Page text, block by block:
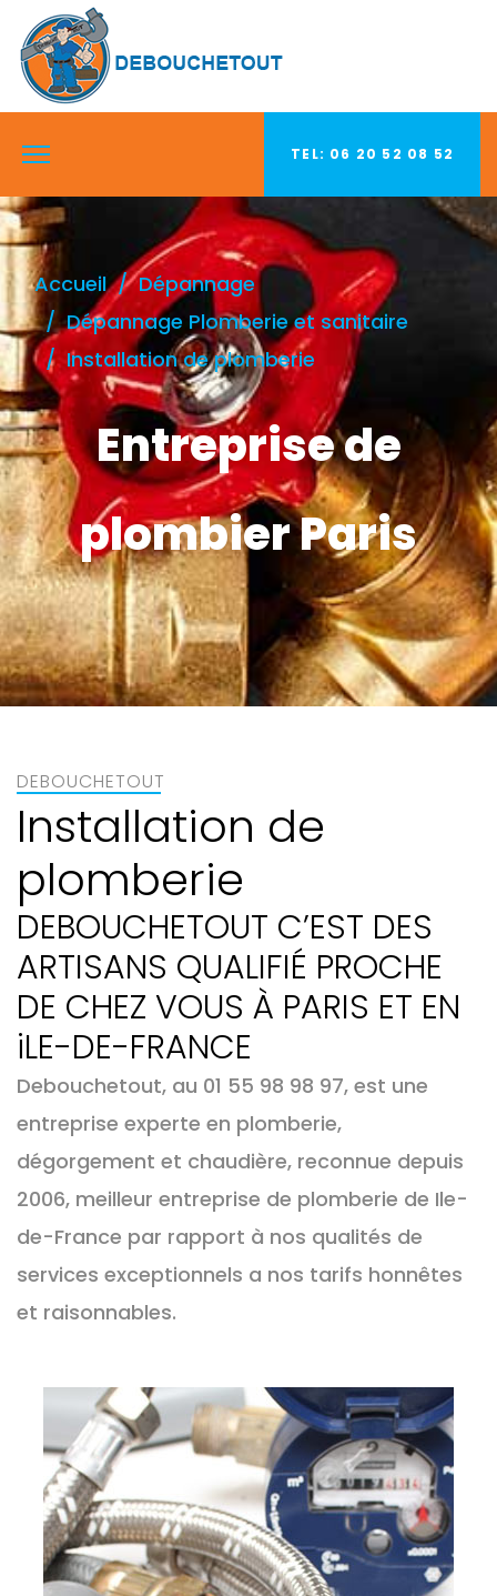
TEL: 06 20 52 08 52
Entreprise de
plombier Paris
Accueil
Dépannage
Dépannage Plomberie et sanitaire
Installation de plomberie
DEBOUCHETOUT
Installation de
plomberie
DEBOUCHETOUT C’EST DES
ARTISANS QUALIFIÉ PROCHE
DE CHEZ VOUS À PARIS ET EN
iLE-DE-FRANCE
Debouchetout, au 01 55 98 98 97, est une
entreprise experte en plomberie,
dégorgement et chaudière, reconnue depuis
2006, meilleur entreprise de plomberie de Ile-
de-France par rapport à nos qualités de
services exceptionnels a nos tarifs honnêtes
et raisonnables.